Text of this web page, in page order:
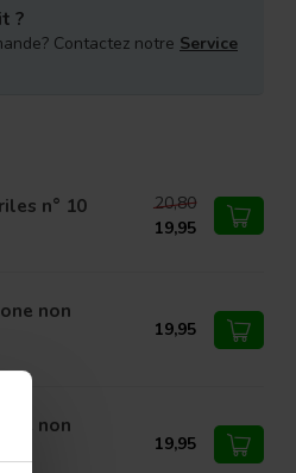
?
Contactez notre Service
n° 10
20,80
19,95
non
19,95
non
19,95